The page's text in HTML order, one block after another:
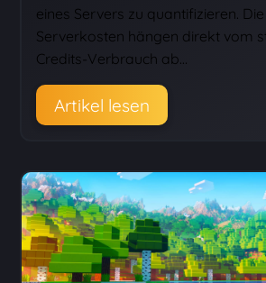
eines Servers zu quantifizieren.
Serverkosten hängen direkt vom
Credits-Verbrauch ab…
Artikel lesen